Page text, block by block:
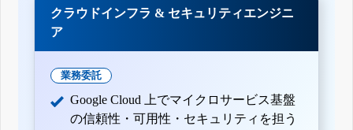
クラウドインフラ & セキュリティエンジニ
ア
業務委託
Google Cloud 上でマイクロサービス基盤
の信頼性・可用性・セキュリティを担う